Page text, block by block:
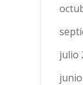
julio